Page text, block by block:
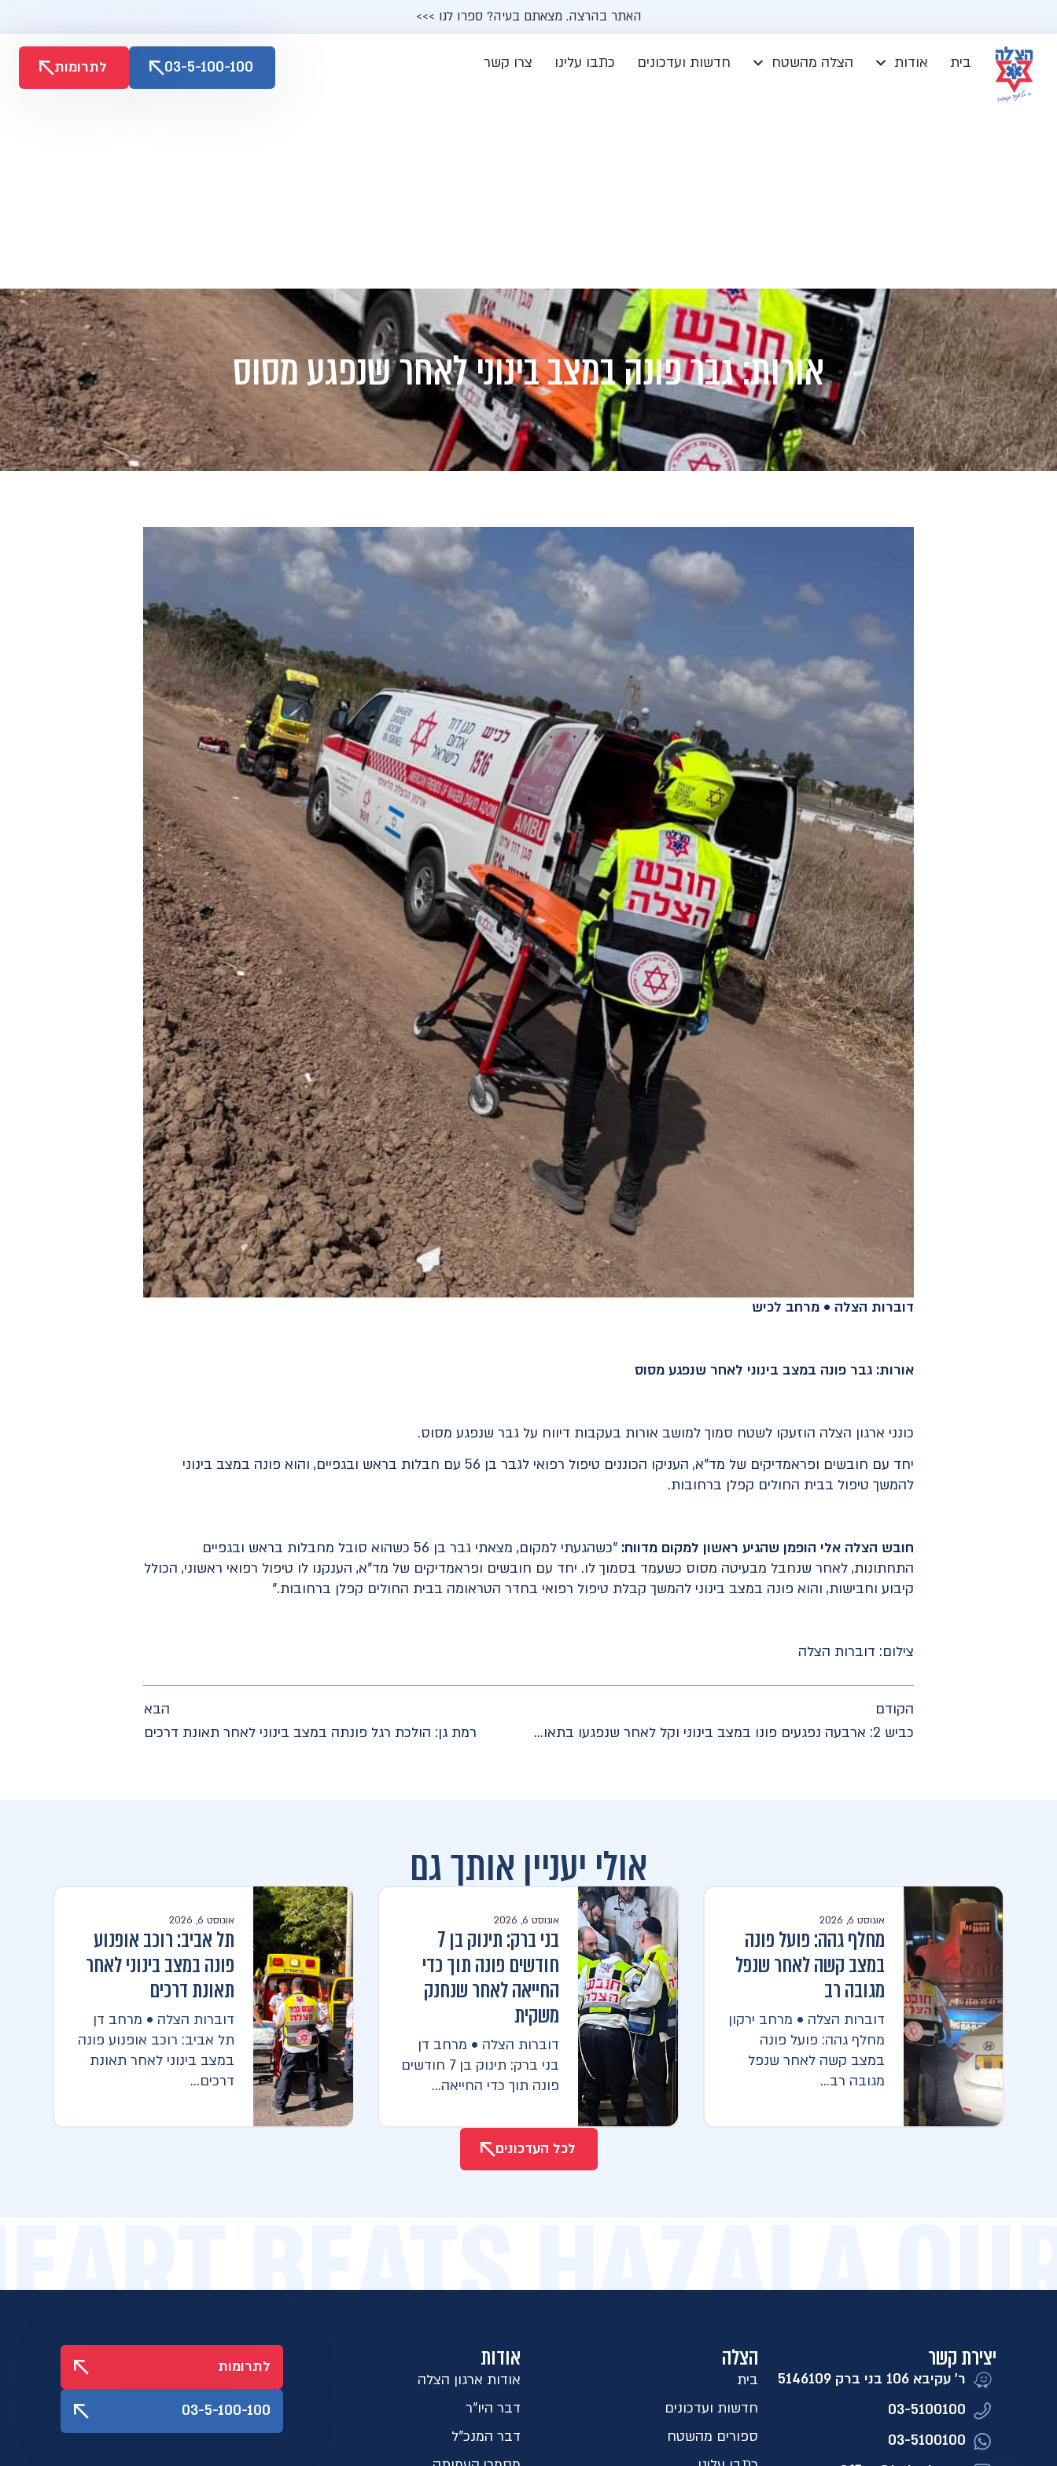
האתר בהרצה. מצאתם בעיה? ספרו לנו >>>
בית אודות הצלה מהשטח חדשות ועדכונים כתבו עלינו צרו קשר 03-5-100-100 לתרומות
אורות: גבר פונה במצב בינוני לאחר שנפגע מסוס
דוברות הצלה • מרחב לכיש
אורות: גבר פונה במצב בינוני לאחר שנפגע מסוס
כונני ארגון הצלה הוזעקו לשטח סמוך למושב אורות בעקבות דיווח על גבר שנפגע מסוס.
יחד עם חובשים ופראמדיקים של מד"א, העניקו הכוננים טיפול רפואי לגבר בן 56 עם חבלות בראש ובגפיים, והוא פונה במצב בינוני
להמשך טיפול בבית החולים קפלן ברחובות.
חובש הצלה אלי הופמן שהגיע ראשון למקום מדווח:
"כשהגעתי למקום, מצאתי גבר בן 56 כשהוא סובל מחבלות בראש ובגפיים
התחתונות, לאחר שנחבל מבעיטה מסוס כשעמד בסמוך לו. יחד עם חובשים ופראמדיקים של מד"א, הענקנו לו טיפול רפואי ראשוני, הכולל
קיבוע וחבישות, והוא פונה במצב בינוני להמשך קבלת טיפול רפואי בחדר הטראומה בבית החולים קפלן ברחובות."
צילום: דוברות הצלה
הקודם
כביש 2: ארבעה נפגעים פונו במצב בינוני וקל לאחר שנפגעו בתאונת דרכים
הבא
רמת גן: הולכת רגל פונתה במצב בינוני לאחר תאונת דרכים
אולי יעניין אותך גם
אוגוסט 6, 2026
מחלף גהה: פועל פונה
במצב קשה לאחר שנפל
מגובה רב
דוברות הצלה • מרחב ירקון
מחלף גהה: פועל פונה
במצב קשה לאחר שנפל
מגובה רב...
אוגוסט 6, 2026
בני ברק: תינוק בן 7
חודשים פונה תוך כדי
החייאה לאחר שנחנק
משקית
דוברות הצלה • מרחב דן
בני ברק: תינוק בן 7 חודשים
פונה תוך כדי החייאה...
אוגוסט 6, 2026
תל אביב: רוכב אופנוע
פונה במצב בינוני לאחר
תאונת דרכים
דוברות הצלה • מרחב דן
תל אביב: רוכב אופנוע פונה
במצב בינוני לאחר תאונת
דרכים...
לכל העדכונים
BEATS HAZALA
יצירת קשר
ר' עקיבא 106 בני ברק 5146109​
03-5100100
03-5100100
הצלה
בית
חדשות ועדכונים
ספורים מהשטח
אודות
אודות ארגון הצלה
דבר היו"ר
דבר המנכ"ל
לתרומות
03-5-100-100